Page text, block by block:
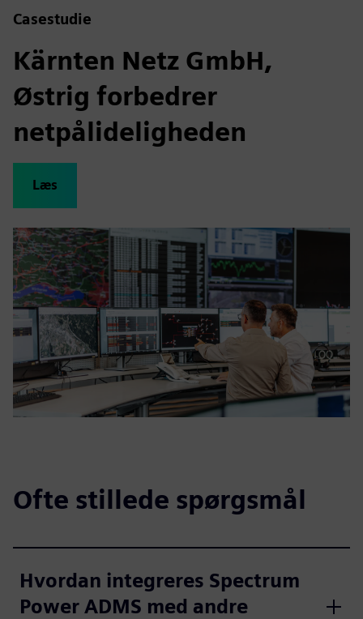
Casestudie
Kärnten Netz GmbH,
Østrig forbedrer
netpålideligheden
Læs
Ofte stillede spørgsmål
Hvordan integreres Spectrum
Power ADMS med andre